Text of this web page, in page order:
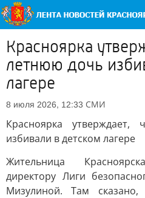
Красноярка
летнюю дочь
лагере
8 июля 2026, 12:33 СМИ
Красноярка
избивали в детском лагере
Жительница
директору Лиги
Мизулиной. Там